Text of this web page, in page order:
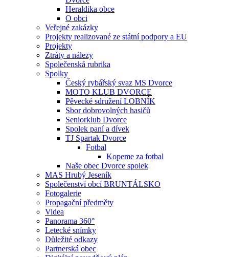
Heraldika obce
O obci
Veřejné zakázky
Projekty realizované ze státní podpory a EU
Projekty
Ztráty a nálezy
Společenská rubrika
Spolky
Český rybářský svaz MS Dvorce
MOTO KLUB DVORCE
Pěvecké sdružení LOBNÍK
Sbor dobrovolných hasičů
Seniorklub Dvorce
Spolek paní a dívek
TJ Spartak Dvorce
Fotbal
Kopeme za fotbal
Naše obec Dvorce spolek
MAS Hrubý Jeseník
Společenství obcí BRUNTÁLSKO
Fotogalerie
Propagační předměty
Videa
Panorama 360°
Letecké snímky
Důležité odkazy
Partnerská obec